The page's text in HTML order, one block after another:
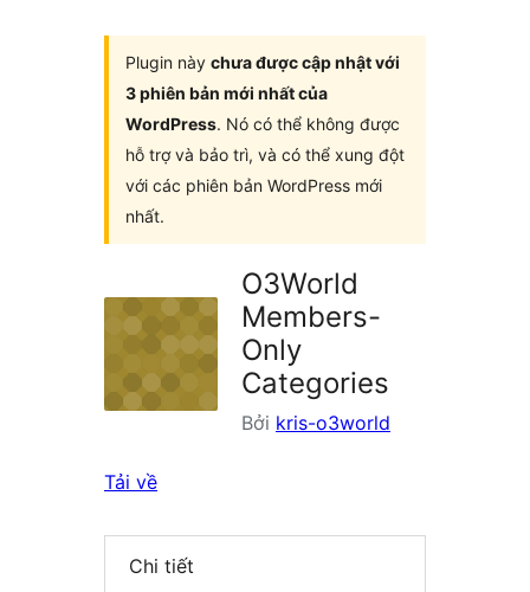
Plugin này chưa được cập nhật với
3 phiên bản mới nhất của
WordPress. Nó có thể không được
hỗ trợ và bảo trì, và có thể xung đột
với các phiên bản WordPress mới
nhất.
O3World
Members-
Only
Categories
Bởi kris-o3world
Tải về
Chi tiết